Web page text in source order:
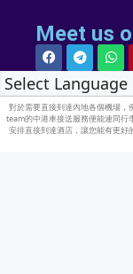
Meet us
對於需要直接到達內地各個機場，
team的中港車接送服務便能連同行
安排直接到達酒店，讓您能有更好